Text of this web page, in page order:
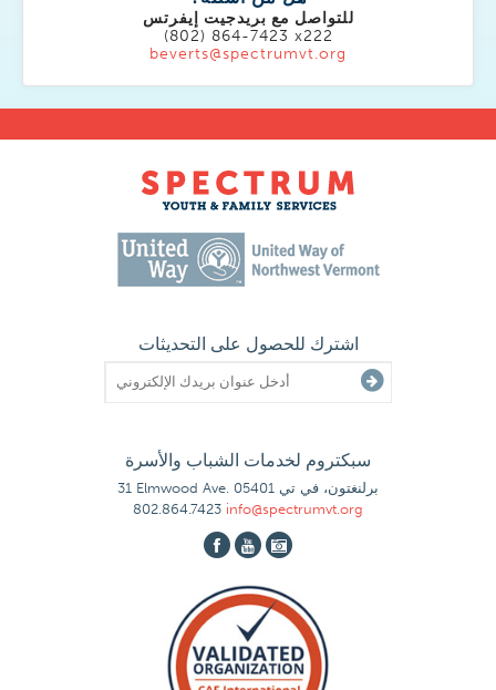
للتواصل مع بريدجيت إيفرتس
(802) 864-7423 x222
beverts@spectrumvt.org
اشترك للحصول على التحديثات
سبكتروم لخدمات الشباب والأسرة
31 Elmwood Ave. برلنغتون، في تي 05401
802.864.7423 info@spectrumvt.org